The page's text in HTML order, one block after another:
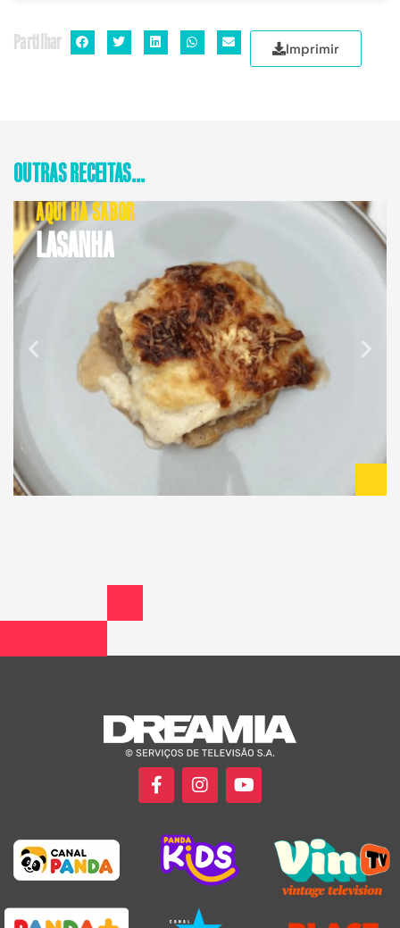
Partilhar Imprimir
OUTRAS RECEITAS...
AQUI HÁ SABOR
LASANHA